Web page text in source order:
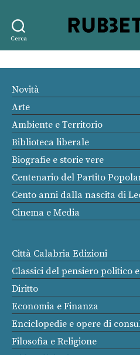
Cerca
Novità
Arte
Ambiente e Territorio
Biblioteca liberale
Biografie e storie vere
Centenario del Partito
Cento anni dalla nascita di
Cinema e Media
Città Calabria Edizioni
Classici del pensiero politico
Diritto
Economia e Finanza
Enciclopedie e opere di
Filosofia e Religione